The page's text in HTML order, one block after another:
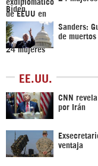
Sanders:
de muertos
EE.UU.
CNN
por Irán
ventaja